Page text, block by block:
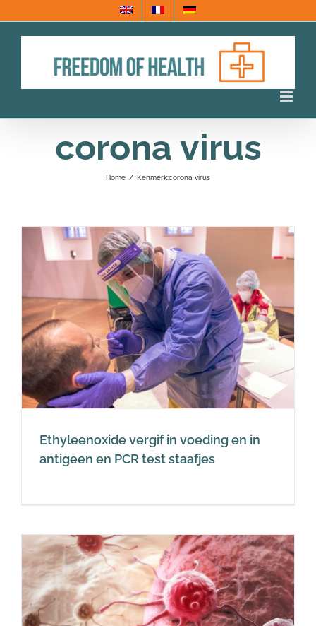
naar
corona virus
Home / Kenmerk:corona virus
Ethyleenoxide vergif in voeding en in
antigeen en PCR test staafjes